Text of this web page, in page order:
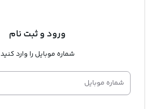
ورود و ثبت نام
شماره موبایل را وارد کنید
شماره موبایل